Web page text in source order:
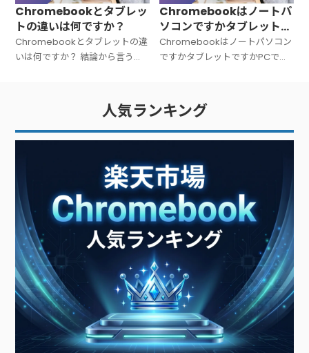
Chromebookとタブレッ
トの違いは何ですか？
Chromebookとタブレットの違
いは何ですか？ 結論から言う
トは「タッチ操作中心の板型デ
バイス」です。文字入力が多い
Chromebookはノートパ
ソコンですかタブレットで
すかPCですか？
Chromebookはノートパソコン
ですかタブレットですかPCです
ン（PC）」です。広い意味での
PC（パーソナルコンピュータ
ー）
人気ランキング